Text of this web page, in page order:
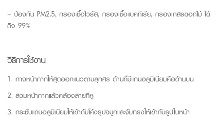
– ป้องกัน PM2.5, กรองเชื้อไวรัส, กรองเชื้อแบคทีเรีย, กรองเกสรดอกไม้ ได้
ถึง 99%
วิธีการใช้งาน
1. กางหน้ากากให้สุดออกแนวตามลุกศร ด้านที่มีแกนอลูมิเนียมคือด้านบน
2. สวมหน้ากากแล้วคล้องสายที่หู
3. กระชับแถบอลูมิเนียมให้เข้ากับโค้งรูปจมูกและจับทรงให้เข้ากับรูปใบหน้า